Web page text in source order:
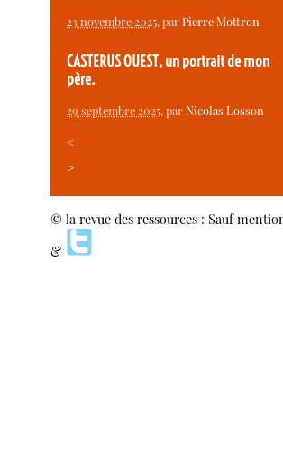
23 novembre 2025, parPierre Mottron
CASTERUS OUEST, un portrait de mon
père.
29 septembre 2025, parNicolas Losson
<
>
© la revue des ressources : Sauf
&